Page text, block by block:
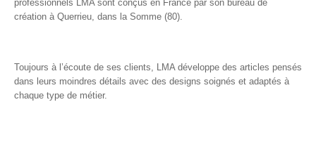
professionnels LMA sont conçus en France par son bureau de
création à Querrieu, dans la Somme (80).
Toujours à l’écoute de ses clients, LMA développe des articles pensés
dans leurs moindres détails avec des designs soignés et adaptés à
chaque type de métier.